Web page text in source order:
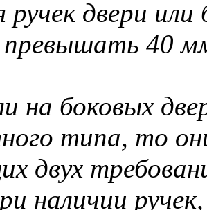
ручек двери
40 мм,
на боковых
типа, то
двух
наличии